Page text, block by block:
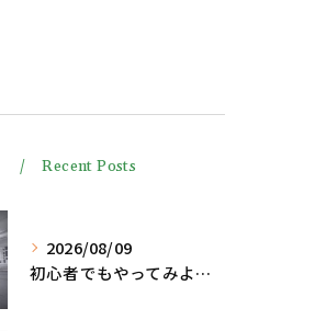
Recent Posts
2026/08/09
初心者でもやってみよう、格闘技でダイエット脂肪燃焼🔥